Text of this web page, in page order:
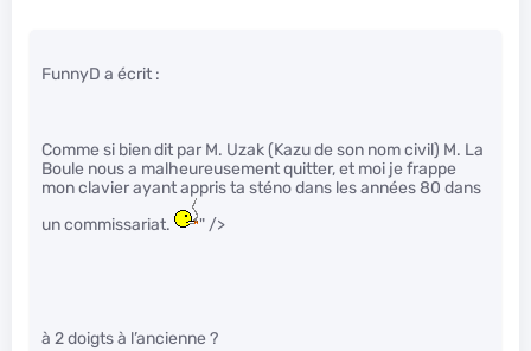
FunnyD a écrit :
Comme si bien dit par M. Uzak (Kazu de son nom civil) M. La
Boule nous a malheureusement quitter, et moi je frappe
mon clavier ayant appris ta sténo dans les années 80 dans
un commissariat.
" />
à 2 doigts à l’ancienne ?